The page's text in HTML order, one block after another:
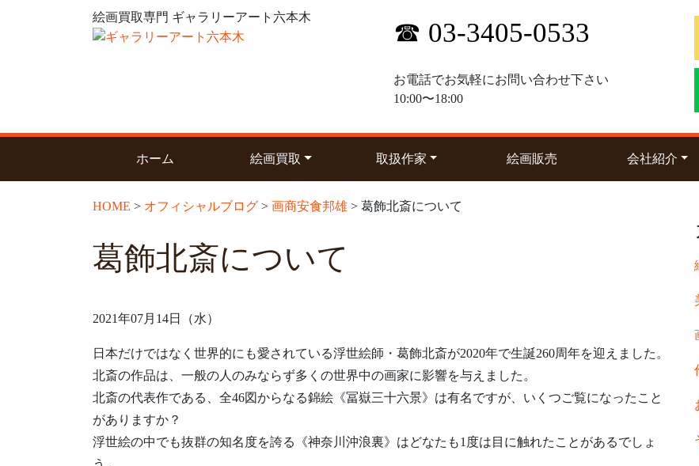
絵画買取専門 ギャラリーアート六本木
☎ 03-3405-0533
お電話でお気軽にお問い合わせ下さい
10:00〜18:00
ホーム 絵画買取 (current) 取扱作家(current) 絵画販売 会社紹介
HOME > オフィシャルブログ > 画商安食邦雄 > 葛飾北斎について
葛飾北斎について
2021年07月14日（水）
日本だけではなく世界的にも愛されている浮世絵師・葛飾北斎が2020年で生誕260周年を迎えました。
北斎の作品は、一般の人のみならず多くの世界中の画家に影響を与えました。
北斎の代表作である、全46図からなる錦絵《冨嶽三十六景》は有名ですが、いくつご覧になったこと
がありますか？
浮世絵の中でも抜群の知名度を誇る《神奈川沖浪裏》はどなたも1度は目に触れたことがあるでしょ